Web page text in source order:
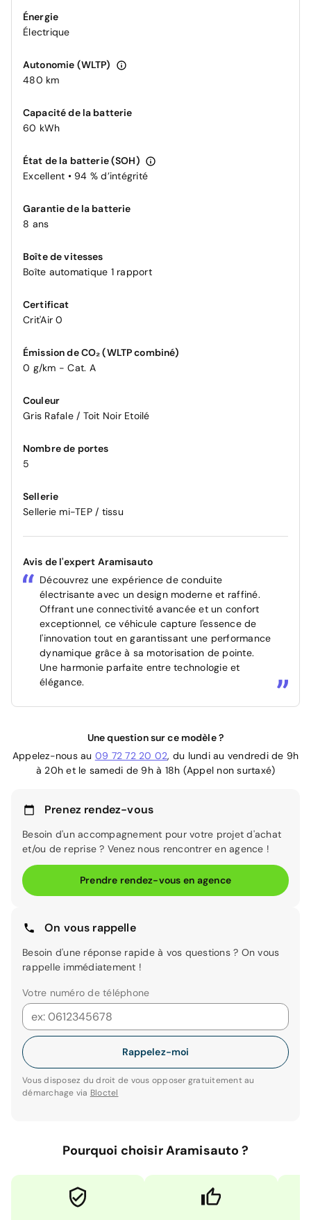
Énergie
Électrique
Autonomie (WLTP)
480 km
Capacité de la batterie
60 kWh
État de la batterie (SOH)
Excellent • 94 % d’intégrité
Garantie de la batterie
8 ans
Boîte de vitesses
Boîte automatique 1 rapport
Certificat
Crit'Air 0
Émission de CO₂ (WLTP combiné)
0 g/km - Cat. A
Couleur
Gris Rafale / Toit Noir Etoilé
Nombre de portes
5
Sellerie
Sellerie mi-TEP / tissu
Avis de l'expert Aramisauto
Découvrez une expérience de conduite
électrisante avec un design moderne et raffiné.
Offrant une connectivité avancée et un confort
exceptionnel, ce véhicule capture l'essence de
l'innovation tout en garantissant une performance
dynamique grâce à sa motorisation de pointe.
Une harmonie parfaite entre technologie et
élégance.
Une question sur ce modèle ?
Appelez-nous au 09 72 72 20 02, du lundi au vendredi de 9h
à 20h et le samedi de 9h à 18h (Appel non surtaxé)
Prenez rendez-vous
Besoin d'un accompagnement pour votre projet d'achat
et/ou de reprise ? Venez nous rencontrer en agence !
Prendre rendez-vous en agence
On vous rappelle
Besoin d'une réponse rapide à vos questions ? On vous
rappelle immédiatement !
Votre numéro de téléphone
Rappelez-moi
Vous disposez du droit de vous opposer gratuitement au
démarchage via Bloctel
Pourquoi choisir Aramisauto ?